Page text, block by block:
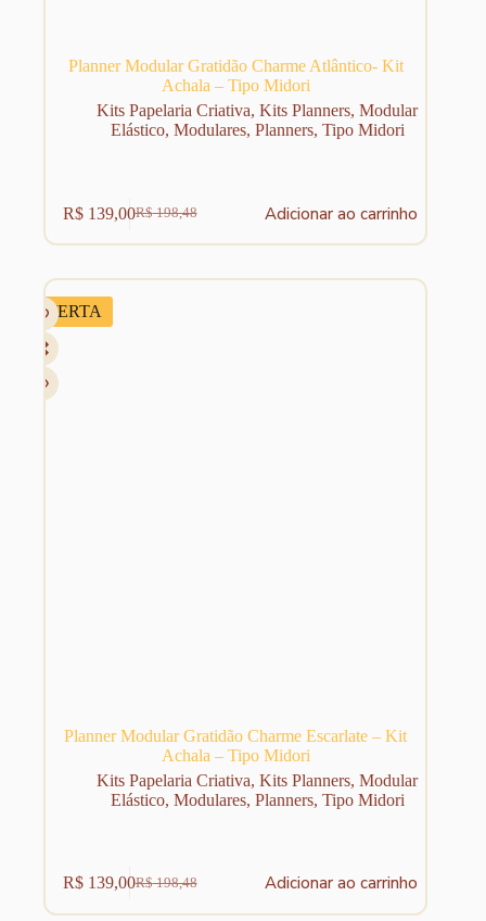
Planner Modular Gratidão Charme Atlântico- Kit
Achala – Tipo Midori
Kits Papelaria Criativa,Kits Planners,Modular
Elástico, Modulares, Planners, Tipo Midori
R$198,48
O
preço
era:
R$139,00O
preço
é:
Adicionar ao carrinho
OFERTA
Planner Modular Gratidão Charme Escarlate – Kit
Achala – Tipo Midori
Kits Papelaria Criativa,Kits Planners,Modular
Elástico, Modulares, Planners, Tipo Midori
R$198,48
O
preço
R$139,00O
preço
Adicionar ao carrinho